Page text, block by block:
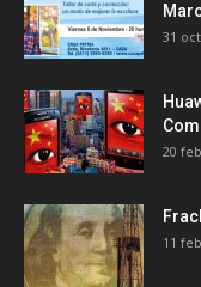
31
20
11